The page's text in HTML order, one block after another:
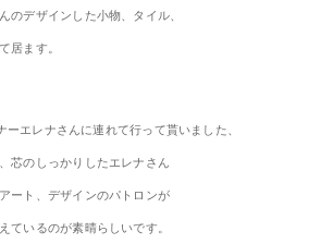
のデザインした小物、タイル、
居ます。
ーエレナさんに連れて行って貰いました、
芯のしっかりしたエレナさん
ート、デザインのパトロンが
ているのが素晴らしいです。